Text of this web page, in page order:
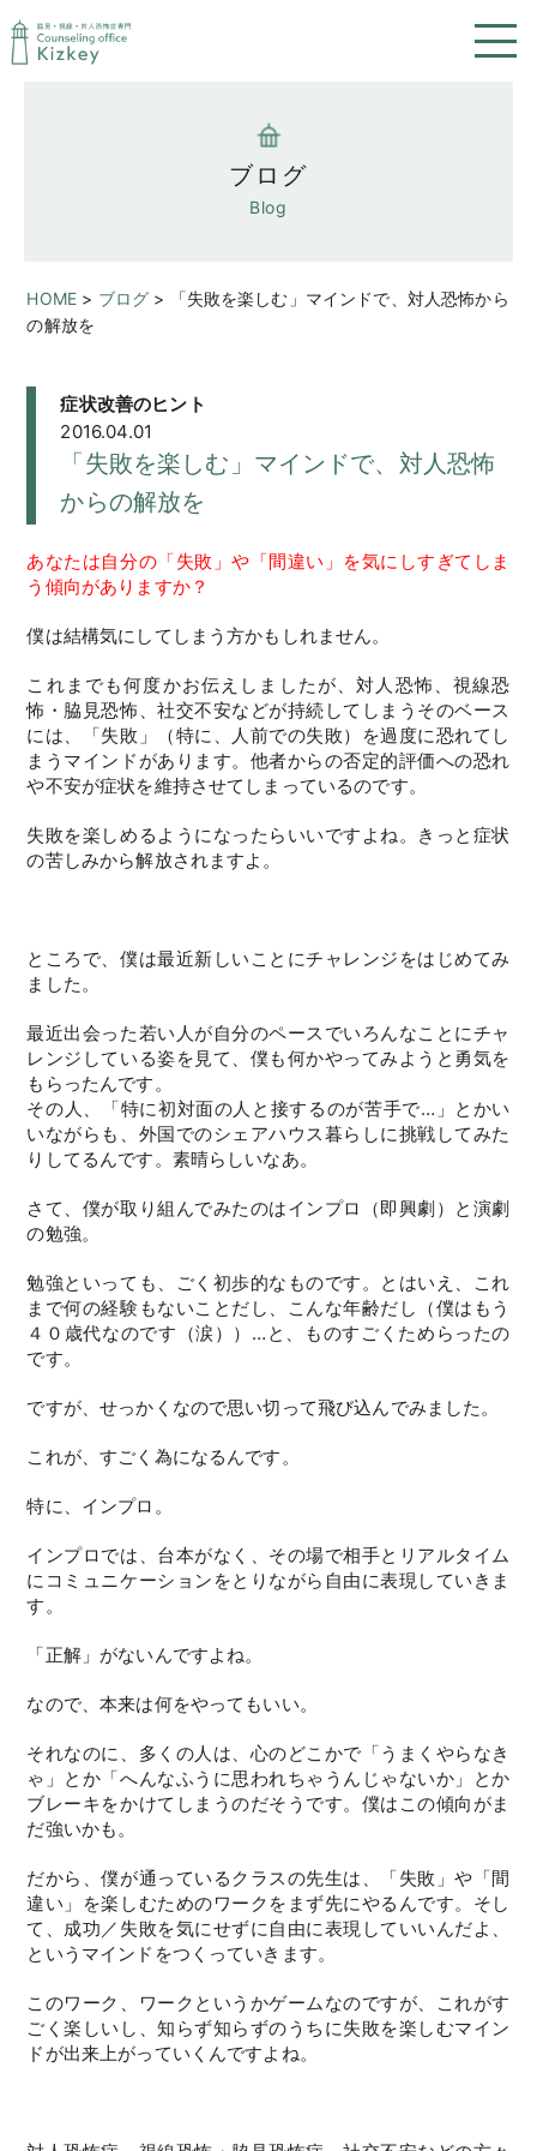
ブログ
Blog
HOME > ブログ >
「失敗を楽しむ」マインドで、対人恐怖から
の解放を
症状改善のヒント
2016.04.01
「失敗を楽しむ」マインドで、対人恐怖
からの解放を
あなたは自分の「失敗」や「間違い」を気にしすぎてしま
う傾向がありますか？
僕は結構気にしてしまう方かもしれません。
これまでも何度かお伝えしましたが、対人恐怖、視線恐
怖・脇見恐怖、社交不安などが持続してしまうそのベース
には、「失敗」（特に、人前での失敗）を過度に恐れてし
まうマインドがあります。他者からの否定的評価への恐れ
や不安が症状を維持させてしまっているのです。
失敗を楽しめるようになったらいいですよね。きっと症状
の苦しみから解放されますよ。
ところで、僕は最近新しいことにチャレンジをはじめてみ
ました。
最近出会った若い人が自分のペースでいろんなことにチャ
レンジしている姿を見て、僕も何かやってみようと勇気を
もらったんです。
その人、「特に初対面の人と接するのが苦手で…」とかい
いながらも、外国でのシェアハウス暮らしに挑戦してみた
りしてるんです。素晴らしいなあ。
さて、僕が取り組んでみたのはインプロ（即興劇）と演劇
の勉強。
勉強といっても、ごく初歩的なものです。とはいえ、これ
まで何の経験もないことだし、こんな年齢だし（僕はもう
４０歳代なのです（涙））…と、ものすごくためらったの
です。
ですが、せっかくなので思い切って飛び込んでみました。
これが、すごく為になるんです。
特に、インプロ。
インプロでは、台本がなく、その場で相手とリアルタイム
にコミュニケーションをとりながら自由に表現していきま
す。
「正解」がないんですよね。
なので、本来は何をやってもいい。
それなのに、多くの人は、心のどこかで「うまくやらなき
ゃ」とか「へんなふうに思われちゃうんじゃないか」とか
ブレーキをかけてしまうのだそうです。僕はこの傾向がま
だ強いかも。
だから、僕が通っているクラスの先生は、「失敗」や「間
違い」を楽しむためのワークをまず先にやるんです。そし
て、成功／失敗を気にせずに自由に表現していいんだよ、
というマインドをつくっていきます。
このワーク、ワークというかゲームなのですが、これがす
ごく楽しいし、知らず知らずのうちに失敗を楽しむマイン
ドが出来上がっていくんですよね。